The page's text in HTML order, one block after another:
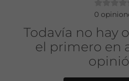
0
Todavía no hay
el primero en